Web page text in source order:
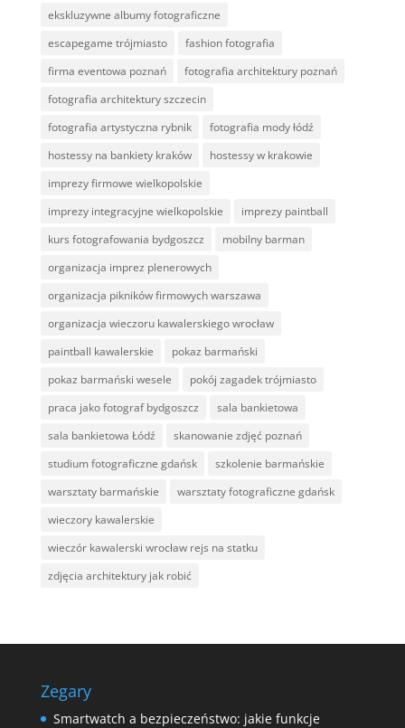
ekskluzywne albumy fotograficzne
escapegame trójmiasto
fashion fotografia
firma eventowa poznań
fotografia architektury poznań
fotografia architektury szczecin
fotografia artystyczna rybnik
fotografia mody łódź
hostessy na bankiety kraków
hostessy w krakowie
imprezy firmowe wielkopolskie
imprezy integracyjne wielkopolskie
imprezy paintball
kurs fotografowania bydgoszcz
mobilny barman
organizacja imprez plenerowych
organizacja pikników firmowych warszawa
organizacja wieczoru kawalerskiego wrocław
paintball kawalerskie
pokaz barmański
pokaz barmański wesele
pokój zagadek trójmiasto
praca jako fotograf bydgoszcz
sala bankietowa
sala bankietowa Łódź
skanowanie zdjęć poznań
studium fotograficzne gdańsk
szkolenie barmańskie
warsztaty barmańskie
warsztaty fotograficzne gdańsk
wieczory kawalerskie
wieczór kawalerski wrocław rejs na statku
zdjęcia architektury jak robić
Zegary
Smartwatch a bezpieczeństwo: jakie funkcje